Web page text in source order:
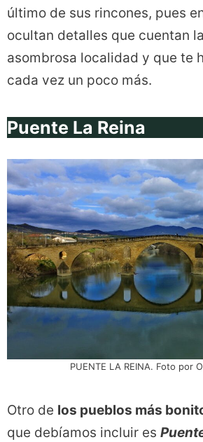
último de sus rincones, pues
ocultan detalles que cuentan
asombrosa localidad y que te
cada vez un poco más.
Puente La Reina
PUENTE LA REINA. Foto por
Otro de los pueblos más
que debíamos incluir es